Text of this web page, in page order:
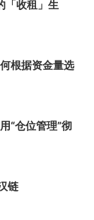
收租」生
根据资金量选
“仓位管理”彻
链